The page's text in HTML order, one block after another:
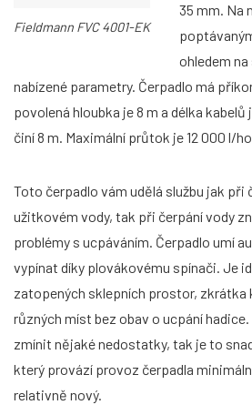
Fieldmann FVC 4001-EK
35 mm. Na
ohledem
nabízené parametry. Čerpadlo má
povolená hloubka je 8 m a délka kabelů
činí 8 m. Maximální průtok je 12 000 l/
Toto čerpadlo vám udělá službu jak při
užitkovém vody, tak při čerpání vody
problémy s ucpáváním. Čerpadlo umí
vypínat díky plovákovému spínači. Je
zatopených sklepních prostor, zkrátka
různých míst bez obav o ucpání
zmínit nějaké nedostatky, tak je to
který provází provoz čerpadla
relativně nový.